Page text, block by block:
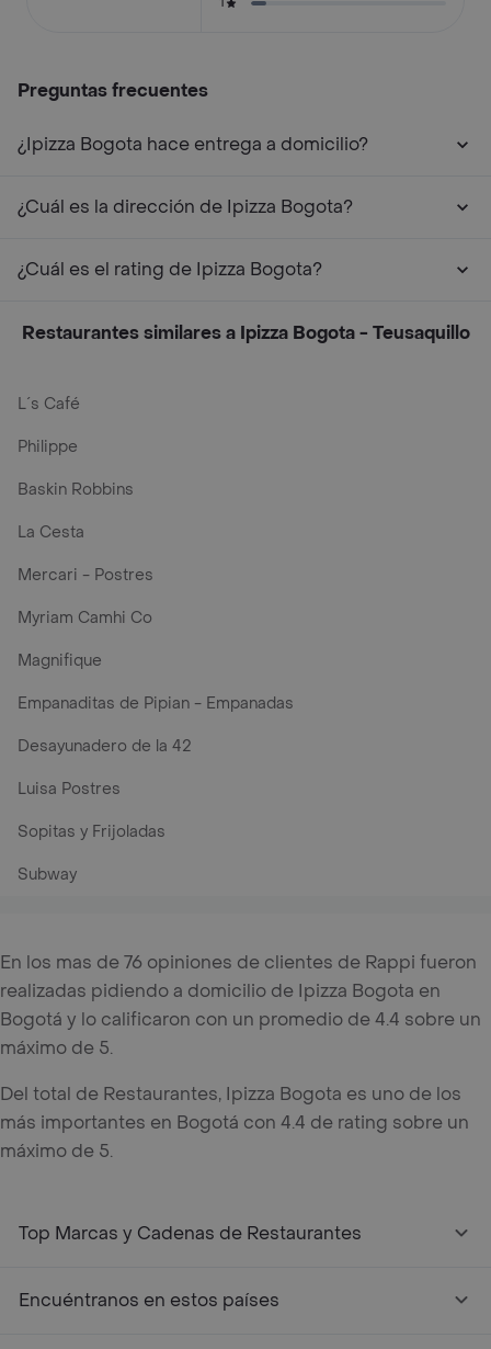
Preguntas frecuentes
¿Ipizza Bogota hace entrega a domicilio?
¿Cuál es la dirección de Ipizza Bogota?
¿Cuál es el rating de Ipizza Bogota?
Restaurantes similares a Ipizza Bogota - Teusaquillo
L´s Café
Philippe
Baskin Robbins
La Cesta
Mercari - Postres
Myriam Camhi Co
Magnifique
Empanaditas de Pipian - Empanadas
Desayunadero de la 42
Luisa Postres
Sopitas y Frijoladas
Subway
En los mas de 76 opiniones de clientes de Rappi fueron
realizadas pidiendo a domicilio de Ipizza Bogota en
Bogotá y lo calificaron con un promedio de 4.4 sobre un
máximo de 5.
Del total de Restaurantes, Ipizza Bogota es uno de los
más importantes en Bogotá con 4.4 de rating sobre un
máximo de 5.
Top Marcas y Cadenas de Restaurantes
Encuéntranos en estos países